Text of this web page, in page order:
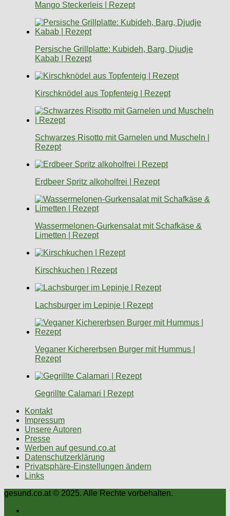
Mango Steckerleis | Rezept
Persische Grillplatte: Kubideh, Barg, Djudje
Kabab | Rezept
Kirschknödel aus Topfenteig | Rezept
Schwarzes Risotto mit Garnelen und Muscheln |
Rezept
Erdbeer Spritz alkoholfrei | Rezept
Wassermelonen-Gurkensalat mit Schafkäse &
Limetten | Rezept
Kirschkuchen | Rezept
Lachsburger im Lepinje | Rezept
Veganer Kichererbsen Burger mit Hummus |
Rezept
Gegrillte Calamari | Rezept
Kontakt
Impressum
Unsere Autoren
Presse
Werben auf gesund.co.at
Datenschutzerklärung
Privatsphäre-Einstellungen ändern
Links
gesund.co.at © 2025. Alle Rechte vorbehalten.